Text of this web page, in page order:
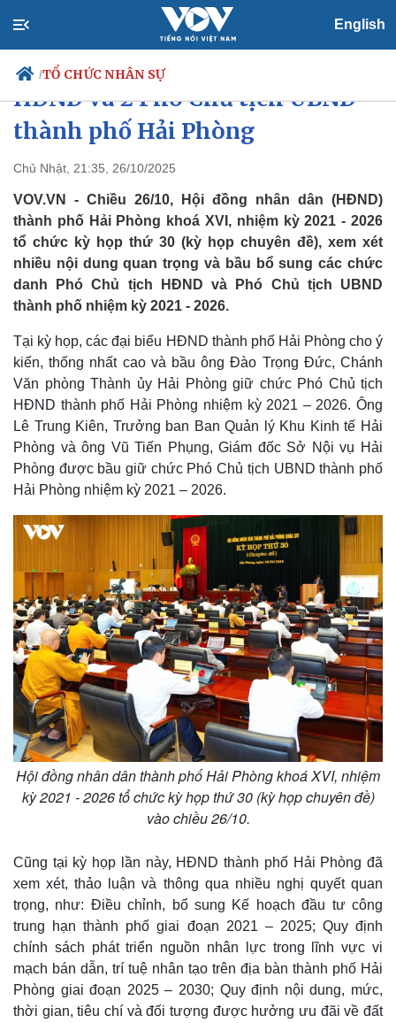
English
/TỔ CHỨC NHÂN SỰ
Chính trị
Tổ chức nhân sự
Quốc hội
Nhận diện sự thật
Tin 24h
Dự báo thời tiết
Giáo dục
Dấu ấn VOV
Việc làm
Biển đảo
Bầu bổ sung 1 Phó Chủ tịch
HĐND và 2 Phó Chủ tịch UBND
thành phố Hải Phòng
Chủ Nhật, 21:35, 26/10/2025
VOV.VN - Chiều 26/10, Hội đồng nhân dân (HĐND)
thành phố Hải Phòng khoá XVI, nhiệm kỳ 2021 - 2026
tổ chức kỳ họp thứ 30 (kỳ họp chuyên đề), xem xét
nhiều nội dung quan trọng và bầu bổ sung các chức
danh Phó Chủ tịch HĐND và Phó Chủ tịch UBND
thành phố nhiệm kỳ 2021 - 2026.
Tại kỳ họp, các đại biểu HĐND thành phố Hải Phòng cho ý
kiến, thống nhất cao và bầu ông Đào Trọng Đức, Chánh
Văn phòng Thành ủy Hải Phòng giữ chức Phó Chủ tịch
HĐND thành phố Hải Phòng nhiệm kỳ 2021 – 2026. Ông
Lê Trung Kiên, Trưởng ban Ban Quản lý Khu Kinh tế Hải
Phòng và ông Vũ Tiến Phụng, Giám đốc Sở Nội vụ Hải
Phòng được bầu giữ chức Phó Chủ tịch UBND thành phố
Hải Phòng nhiệm kỳ 2021 – 2026.
Hội đồng nhân dân thành phố Hải Phòng khoá XVI, nhiệm
kỳ 2021 - 2026 tổ chức kỳ họp thứ 30 (kỳ họp chuyên đề)
vào chiều 26/10.
Cũng tại kỳ họp lần này, HĐND thành phố Hải Phòng đã
xem xét, thảo luận và thông qua nhiều nghị quyết quan
trọng, như: Điều chỉnh, bổ sung Kế hoạch đầu tư công
trung hạn thành phố giai đoạn 2021 – 2025; Quy định
chính sách phát triển nguồn nhân lực trong lĩnh vực vi
mạch bán dẫn, trí tuệ nhân tạo trên địa bàn thành phố Hải
Phòng giai đoạn 2025 – 2030; Quy định nội dung, mức,
thời gian, tiêu chí và đối tượng được hưởng ưu đãi về đất